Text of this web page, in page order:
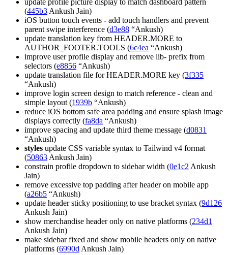
update profile picture display to match dashboard pattern
(445b3 Ankush Jain)
iOS button touch events - add touch handlers and prevent
parent swipe interference (d3e88 “Ankush)
update translation key from HEADER.MORE to
AUTHOR_FOOTER.TOOLS (6c4ea “Ankush)
improve user profile display and remove lib- prefix from
selectors (e8856 “Ankush)
update translation file for HEADER.MORE key (3f335
“Ankush)
improve login screen design to match reference - clean and
simple layout (1939b “Ankush)
reduce iOS bottom safe area padding and ensure splash image
displays correctly (fa8da “Ankush)
improve spacing and update third theme message (d0831
“Ankush)
styles update CSS variable syntax to Tailwind v4 format
(50863 Ankush Jain)
constrain profile dropdown to sidebar width (0e1c2 Ankush
Jain)
remove excessive top padding after header on mobile app
(a26b5 “Ankush)
update header sticky positioning to use bracket syntax (9d126
Ankush Jain)
show merchandise header only on native platforms (234d1
Ankush Jain)
make sidebar fixed and show mobile headers only on native
platforms (6990d Ankush Jain)